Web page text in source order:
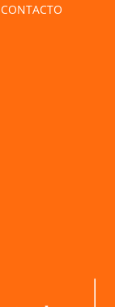
CONTACTO